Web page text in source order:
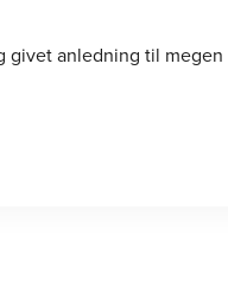
givet anledning til megen